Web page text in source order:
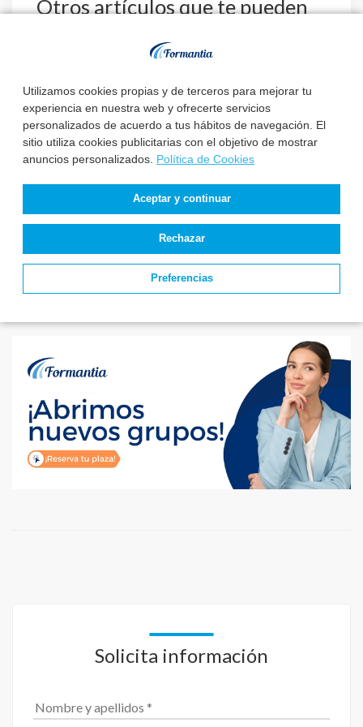
Utilizamos cookies propias y de terceros para mejorar tu
experiencia en nuestra web y ofrecerte servicios
personalizados de acuerdo a tus hábitos de navegación. El
sitio utiliza cookies publicitarias con el objetivo de mostrar
anuncios personalizados. Política de Cookies
Aceptar y continuar
Rechazar
Preferencias
Otros artículos que te pueden
Estado de
convocatorias y
plazas de TEAP –
Técnico Superior ...
3 de las 10 primeras
notas de TEAP –
Técnico Superior
Anatom...
El Servicio de Salud
aprueba la relación ...
Solicita información